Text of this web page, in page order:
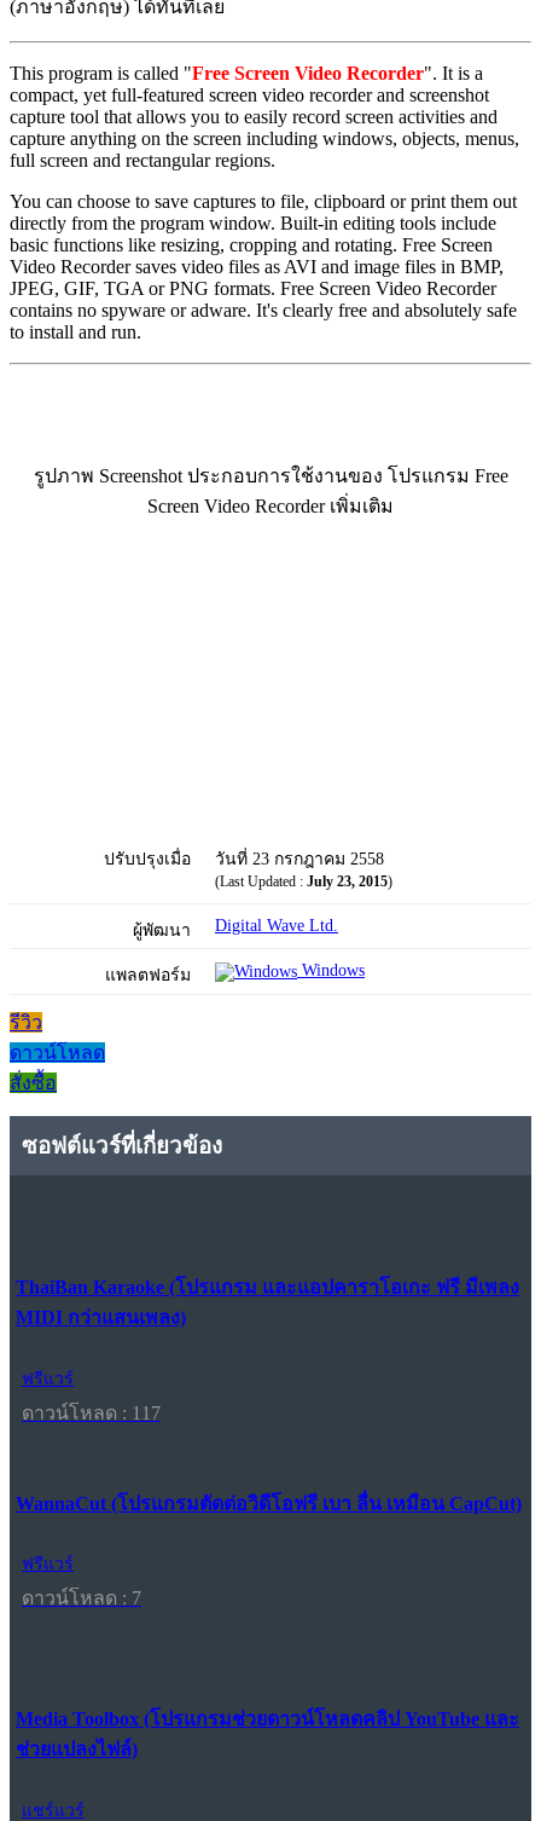
(ภาษาอังกฤษ) ได้ทันทีเลย
This program is called "Free Screen Video Recorder". It is a
compact, yet full-featured screen video recorder and screenshot
capture tool that allows you to easily record screen activities and
capture anything on the screen including windows, objects, menus,
full screen and rectangular regions.
You can choose to save captures to file, clipboard or print them out
directly from the program window. Built-in editing tools include
basic functions like resizing, cropping and rotating. Free Screen
Video Recorder saves video files as AVI and image files in BMP,
JPEG, GIF, TGA or PNG formats. Free Screen Video Recorder
contains no spyware or adware. It's clearly free and absolutely safe
to install and run.
รูปภาพ Screenshot ประกอบการใช้งานของ โปรแกรม Free
Screen Video Recorder เพิ่มเติม
ปรับปรุงเมื่อ วันที่ 23 กรกฎาคม 2558
(Last Updated : July 23, 2015)
ผู้พัฒนา Digital Wave Ltd.
แพลตฟอร์ม Windows
รีวิว
ดาวน์โหลด
สั่งซื้อ
ซอฟต์แวร์ที่เกี่ยวข้อง
ThaiBan Karaoke (โปรแกรม และแอปคาราโอเกะ ฟรี มีเพลง
MIDI กว่าแสนเพลง)
ฟรีแวร์
ดาวน์โหลด : 117
WannaCut (โปรแกรมตัดต่อวิดีโอฟรี เบา ลื่น เหมือน CapCut)
ฟรีแวร์
ดาวน์โหลด : 7
Media Toolbox (โปรแกรมช่วยดาวน์โหลดคลิป YouTube และ
ช่วยแปลงไฟล์)
แชร์แวร์